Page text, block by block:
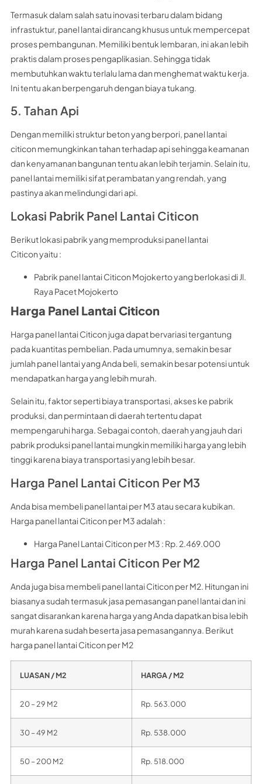
Termasuk dalam salah satu inovasi terbaru dalam bidang
infrastuktur, panel lantai dirancang khusus untuk mempercepat
proses pembangunan. Memiliki bentuk lembaran, ini akan lebih
praktis dalam proses pengaplikasian. Sehingga tidak
membutuhkan waktu terlalu lama dan menghemat waktu kerja.
Ini tentu akan berpengaruh dengan biaya tukang.
5. Tahan Api
Dengan memiliki struktur beton yang berpori, panel lantai
citicon memungkinkan tahan terhadap api sehingga keamanan
dan kenyamanan bangunan tentu akan lebih terjamin. Selain itu,
panel lantai memiliki sifat perambatan yang rendah, yang
pastinya akan melindungi dari api.
Lokasi Pabrik Panel Lantai Citicon
Berikut lokasi pabrik yang memproduksi panel lantai
Citicon yaitu :
Pabrik panel lantai Citicon Mojokerto yang berlokasi di Jl.
Raya Pacet Mojokerto
Harga Panel Lantai Citicon
Harga panel lantai Citicon juga dapat bervariasi tergantung
pada kuantitas pembelian. Pada umumnya, semakin besar
jumlah panel lantai yang Anda beli, semakin besar potensi untuk
mendapatkan harga yang lebih murah.
Selain itu, faktor seperti biaya transportasi, akses ke pabrik
produksi, dan permintaan di daerah tertentu dapat
mempengaruhi harga. Sebagai contoh, daerah yang jauh dari
pabrik produksi panel lantai mungkin memiliki harga yang lebih
tinggi karena biaya transportasi yang lebih besar.
Harga Panel Lantai Citicon Per M3
Anda bisa membeli panel lantai per M3 atau secara kubikan.
Harga panel lantai Citicon per M3 adalah :
Harga Panel Lantai Citicon per M3 : Rp. 2.469.000
Harga Panel Lantai Citicon Per M2
Anda juga bisa membeli panel lantai Citicon per M2. Hitungan ini
biasanya sudah termasuk jasa pemasangan panel lantai dan ini
sangat disarankan karena harga yang Anda dapatkan bisa lebih
murah karena sudah beserta jasa pemasangannya. Berikut
harga panel lantai Citicon per M2
LUASAN / M2 HARGA / M2
20 – 29 M2 Rp. 563.000
30 – 49 M2 Rp. 538.000
50 – 200 M2 Rp. 518.000